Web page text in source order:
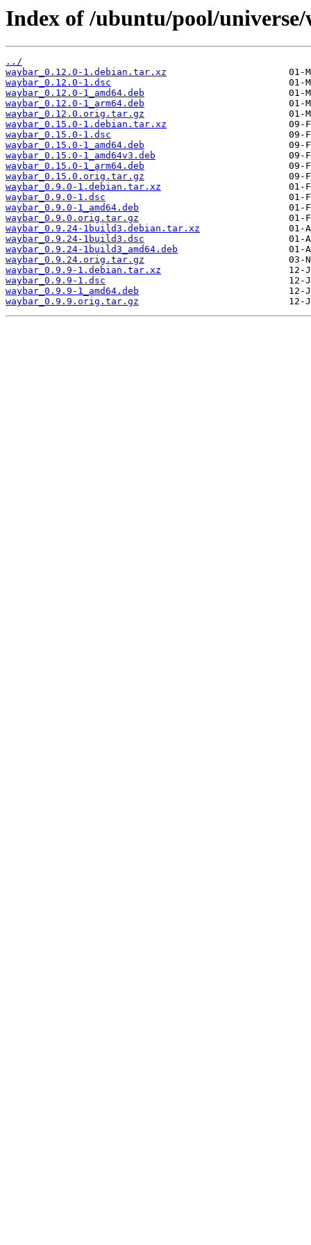
Index of /ubuntu/pool/
../
waybar_0.12.0-1.debian.tar.xz
waybar_0.12.0-1.dsc
waybar_0.12.0-1_amd64.deb
waybar_0.12.0-1_arm64.deb
waybar_0.12.0.orig.tar.gz
waybar_0.15.0-1.debian.tar.xz
waybar_0.15.0-1.dsc
waybar_0.15.0-1_amd64.deb
waybar_0.15.0-1_amd64v3.deb
waybar_0.15.0-1_arm64.deb
waybar_0.15.0.orig.tar.gz
waybar_0.9.0-1.debian.tar.xz
waybar_0.9.0-1.dsc
waybar_0.9.0-1_amd64.deb
waybar_0.9.0.orig.tar.gz
waybar_0.9.24-1build3.debian.tar.xz
waybar_0.9.24-1build3.dsc
waybar_0.9.24-1build3_amd64.deb
waybar_0.9.24.orig.tar.gz
waybar_0.9.9-1.debian.tar.xz
waybar_0.9.9-1.dsc
waybar_0.9.9-1_amd64.deb
waybar_0.9.9.orig.tar.gz